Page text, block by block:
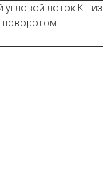
лоток КГ
поворотом.